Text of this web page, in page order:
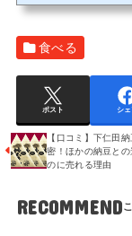
いです
食べる
ポスト シェ
【口コミ】下仁田
密！ほかの納豆と
のに売れる理由
RECOMMEND